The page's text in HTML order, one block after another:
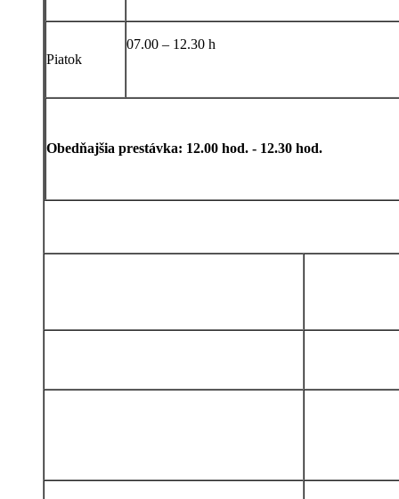
Piatok
07.00 – 12.30 h
Obedňajšia prestávka: 12.00 hod. - 12.30 hod.